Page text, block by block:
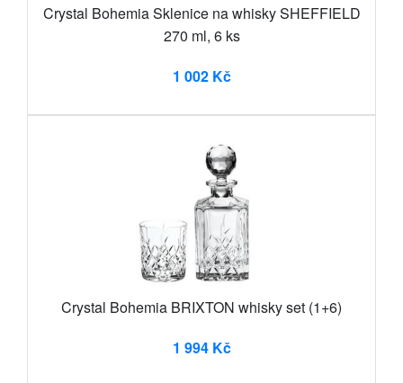
Crystal Bohemia Sklenice na whisky SHEFFIELD
270 ml, 6 ks
1 002 Kč
Crystal Bohemia BRIXTON whisky set (1+6)
1 994 Kč